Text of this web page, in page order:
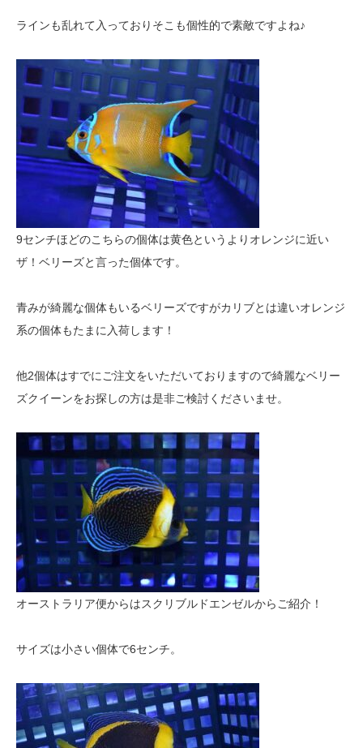
ラインも乱れて入っておりそこも個性的で素敵ですよね♪
9センチほどのこちらの個体は黄色というよりオレンジに近い
ザ！ベリーズと言った個体です。
青みが綺麗な個体もいるベリーズですがカリブとは違いオレンジ
系の個体もたまに入荷します！
他2個体はすでにご注文をいただいておりますので綺麗なベリー
ズクイーンをお探しの方は是非ご検討くださいませ。
オーストラリア便からはスクリブルドエンゼルからご紹介！
サイズは小さい個体で6センチ。